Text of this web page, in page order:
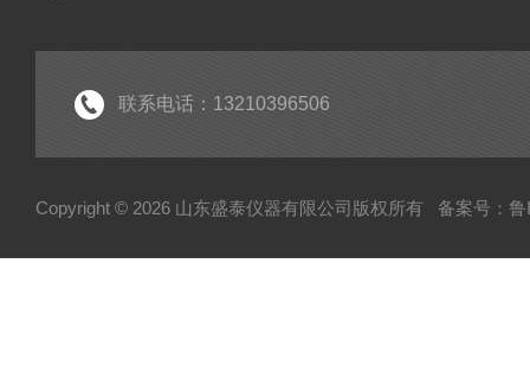
联系电话：13210396506
Copyright © 2026 山东盛泰仪器有限公司版权所有 备案号：